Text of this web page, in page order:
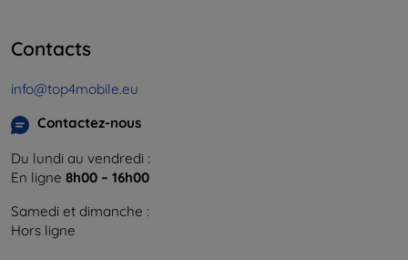
Contacts
info@top4mobile.eu
Contactez-nous
Du lundi au vendredi :
En ligne 8h00 – 16h00
Samedi et dimanche :
Hors ligne